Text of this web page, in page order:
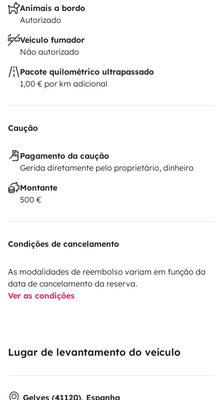
Animais a bordo
Autorizado
Veículo fumador
Não autorizado
Pacote quilométrico ultrapassado
1,00 € por km adicional
Caução
Pagamento da caução
Gerida diretamente pelo proprietário, dinheiro
Montante
500 €
Condições de cancelamento
As modalidades de reembolso variam em função da
data de cancelamento da reserva.
Ver as condições
Lugar de levantamento do veículo
Gelves (41120), Espanha